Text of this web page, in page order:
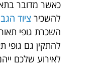
כאשר מדובר
להשכיר ציוד
השכרת גופי
להתקין גם גופי
לאירוע שלכם